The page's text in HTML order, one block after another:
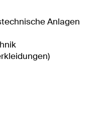
Anlagen